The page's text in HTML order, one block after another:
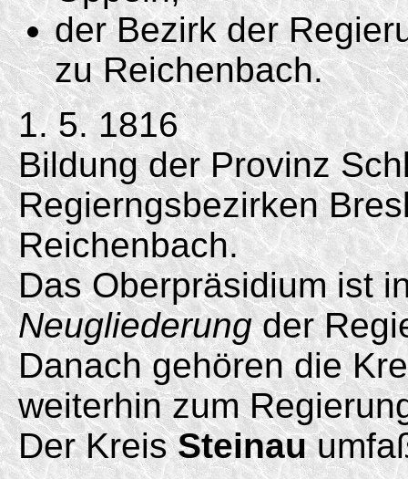
der Bezirk der
zu Reichenbach.
1. 5. 1816
Bildung der Provinz
Regierngsbezirken
Reichenbach.
Das Oberpräsidium ist
Neugliederungder
Danach gehören die
weiterhin zum
Der KreisSteinau